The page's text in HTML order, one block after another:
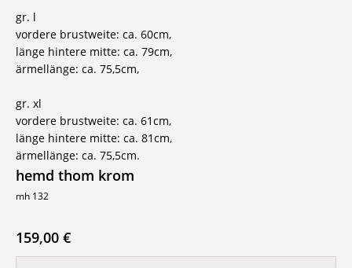
gr. l
vordere brustweite: ca. 60cm,
länge hintere mitte: ca. 79cm,
ärmellänge: ca. 75,5cm,
gr. xl
vordere brustweite: ca. 61cm,
länge hintere mitte: ca. 81cm,
ärmellänge: ca. 75,5cm.
hemd thom krom
mh 132
159,00 €